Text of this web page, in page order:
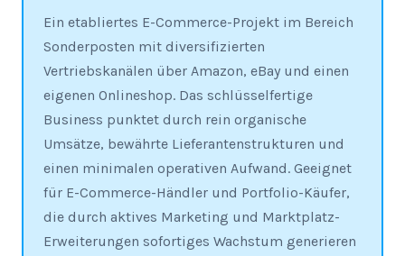
Ein etabliertes E-Commerce-Projekt im Bereich
Sonderposten mit diversifizierten
Vertriebskanälen über Amazon, eBay und einen
eigenen Onlineshop. Das schlüsselfertige
Business punktet durch rein organische
Umsätze, bewährte Lieferantenstrukturen und
einen minimalen operativen Aufwand. Geeignet
für E-Commerce-Händler und Portfolio-Käufer,
die durch aktives Marketing und Marktplatz-
Erweiterungen sofortiges Wachstum generieren